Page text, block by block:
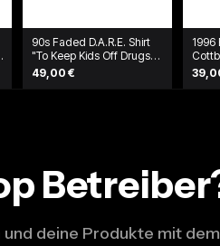
90s Faded D.A.R.E. Shirt
"To Keep Kids Off Drugs"
McLaren Schwarz
49,00 €
deine Produkte mit dem